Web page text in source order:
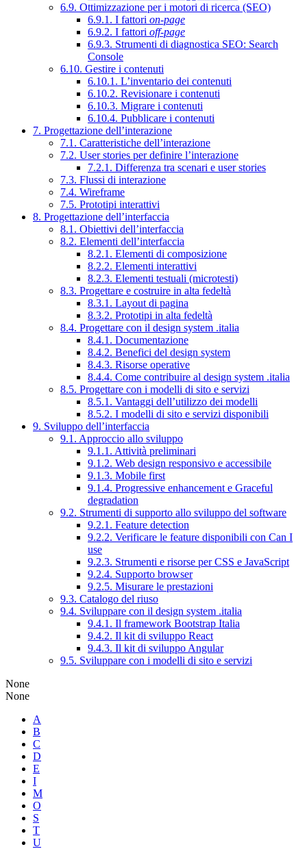
6.9. Ottimizzazione per i motori di ricerca (SEO)
6.9.1. I fattori on-page
6.9.2. I fattori off-page
6.9.3. Strumenti di diagnostica SEO: Search
Console
6.10. Gestire i contenuti
6.10.1. L’inventario dei contenuti
6.10.2. Revisionare i contenuti
6.10.3. Migrare i contenuti
6.10.4. Pubblicare i contenuti
7. Progettazione dell’interazione
7.1. Caratteristiche dell’interazione
7.2. User stories per definire l’interazione
7.2.1. Differenza tra scenari e user stories
7.3. Flussi di interazione
7.4. Wireframe
7.5. Prototipi interattivi
8. Progettazione dell’interfaccia
8.1. Obiettivi dell’interfaccia
8.2. Elementi dell’interfaccia
8.2.1. Elementi di composizione
8.2.2. Elementi interattivi
8.2.3. Elementi testuali (microtesti)
8.3. Progettare e costruire in alta fedeltà
8.3.1. Layout di pagina
8.3.2. Prototipi in alta fedeltà
8.4. Progettare con il design system .italia
8.4.1. Documentazione
8.4.2. Benefici del design system
8.4.3. Risorse operative
8.4.4. Come contribuire al design system .italia
8.5. Progettare con i modelli di sito e servizi
8.5.1. Vantaggi dell’utilizzo dei modelli
8.5.2. I modelli di sito e servizi disponibili
9. Sviluppo dell’interfaccia
9.1. Approccio allo sviluppo
9.1.1. Attività preliminari
9.1.2. Web design responsivo e accessibile
9.1.3. Mobile first
9.1.4. Progressive enhancement e Graceful
degradation
9.2. Strumenti di supporto allo sviluppo del software
9.2.1. Feature detection
9.2.2. Verificare le feature disponibili con Can I
use
9.2.3. Strumenti e risorse per CSS e JavaScript
9.2.4. Supporto browser
9.2.5. Misurare le prestazioni
9.3. Catalogo del riuso
9.4. Sviluppare con il design system .italia
9.4.1. Il framework Bootstrap Italia
9.4.2. Il kit di sviluppo React
9.4.3. Il kit di sviluppo Angular
9.5. Sviluppare con i modelli di sito e servizi
None
None
A
B
C
D
E
I
M
O
S
T
U